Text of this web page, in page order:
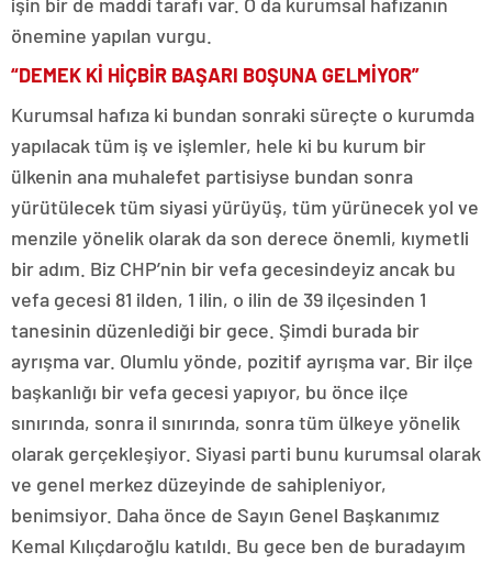
önemine yapılan vurgu.
“DEMEK Kİ HİÇBİR BAŞARI BOŞUNA GELMİYOR”
Kurumsal hafıza ki bundan sonraki süreçte o kurumda
yapılacak tüm iş ve işlemler, hele ki bu kurum bir
ülkenin ana muhalefet partisiyse bundan sonra
yürütülecek tüm siyasi yürüyüş, tüm yürünecek yol ve
menzile yönelik olarak da son derece önemli, kıymetli
bir adım. Biz CHP’nin bir vefa gecesindeyiz ancak bu
vefa gecesi 81 ilden, 1 ilin, o ilin de 39 ilçesinden 1
tanesinin düzenlediği bir gece. Şimdi burada bir
ayrışma var. Olumlu yönde, pozitif ayrışma var. Bir ilçe
başkanlığı bir vefa gecesi yapıyor, bu önce ilçe
sınırında, sonra il sınırında, sonra tüm ülkeye yönelik
olarak gerçekleşiyor. Siyasi parti bunu kurumsal olarak
ve genel merkez düzeyinde de sahipleniyor,
benimsiyor. Daha önce de Sayın Genel Başkanımız
Kemal Kılıçdaroğlu katıldı. Bu gece ben de buradayım